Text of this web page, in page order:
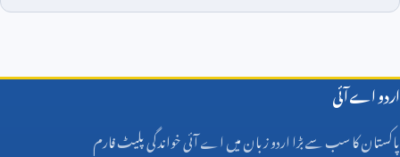
اردو اے آئی
پاکستان کا سب سے بڑا اردو زبان میں اے آئی خواندگی پلیٹ فارم